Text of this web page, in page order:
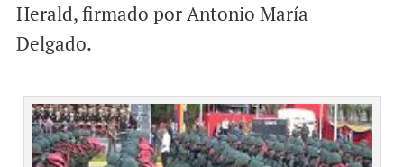
p
Herald, firmado por Antonio María
Delgado.